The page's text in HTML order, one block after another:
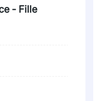
- Fille